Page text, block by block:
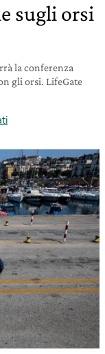
sugli orsi
la conferenza
gli orsi. LifeGate